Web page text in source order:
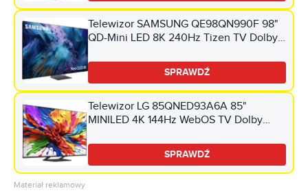
Telewizor SAMSUNG QE98QN990F 98"
QD-Mini LED 8K 240Hz Tizen TV Dolby
SPRAWDŹ
Telewizor LG 85QNED93A6A 85"
MINILED 4K 144Hz WebOS TV Dolby
SPRAWDŹ
Materiał reklamowy